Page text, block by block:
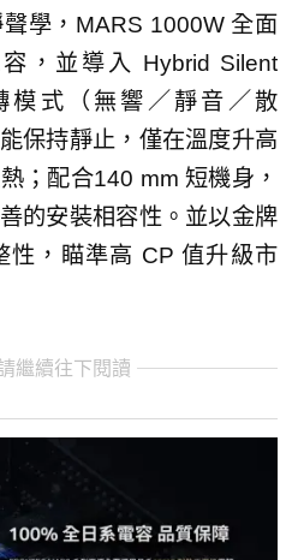
學，MARS 1000W 全面
，並導入 Hybrid Silent
模式（無響／靜音／散
保持靜止，僅在溫度升高
；配合140 mm 短機身，
的安裝相容性。並以金牌
性，瞄準高 CP 值升級市
繼續往下閱讀